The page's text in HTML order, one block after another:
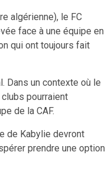
algérienne), le FC
face à une équipe en
qui ont toujours fait
Dans un contexte où le
pourraient
de la CAF.
de Kabylie devront
prendre une option